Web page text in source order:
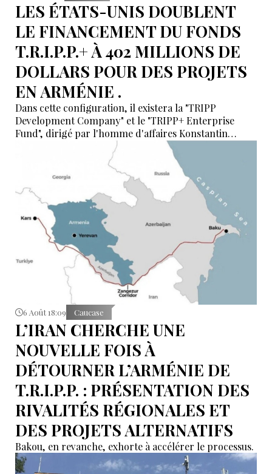
LES ÉTATS-UNIS DOUBLENT
LE FINANCEMENT DU FONDS
T.R.I.P.P.+ À 402 MILLIONS DE
DOLLARS POUR DES PROJETS
EN ARMÉNIE .
Dans cette configuration, il existera la "TRIPP
Development Company" et le "TRIPP+ Enterprise
Fund", dirigé par l'homme d'affaires Konstantin
6 Août 18:09 Caucase
L’IRAN CHERCHE UNE
NOUVELLE FOIS À
DÉTOURNER L’ARMÉNIE DE
T.R.I.P.P. : PRÉSENTATION DES
RIVALITÉS RÉGIONALES ET
DES PROJETS ALTERNATIFS
Bakou, en revanche, exhorte à accélérer le processus.